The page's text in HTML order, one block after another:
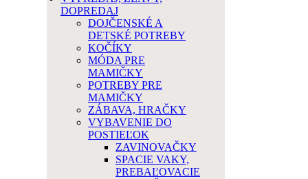
DOPREDAJ
DOJČENSKÉ A
DETSKÉ POTREBY
KOČÍKY
MÓDA PRE
MAMIČKY
POTREBY PRE
MAMIČKY
ZÁBAVA, HRAČKY
VYBAVENIE DO
POSTIEĽOK
ZAVINOVAČKY
SPACIE VAKY,
PREBAĽOVACIE